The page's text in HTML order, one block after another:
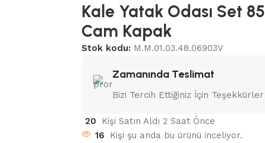
Kale Yatak Odası Set
Cam Kapak
Stok kodu: M.M.01.03.48.06903V
Zamanında Teslimat
Bizi Tercih Ettiğiniz İçin Teşekkürler
20
Kişi Satın Aldı 2 Saat Önce
16
Kişi şu anda bu ürünü inceliyor.